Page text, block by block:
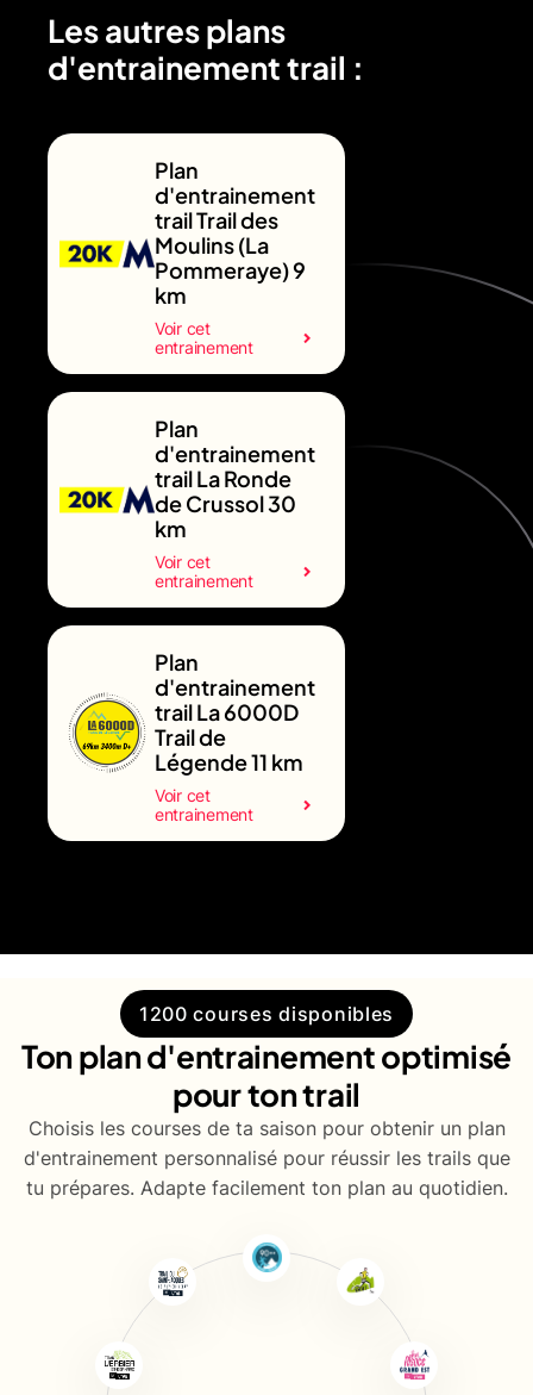
Les autres plans
d'entrainement trail :
Plan
d'entrainement
trail Trail des
Moulins (La
Pommeraye) 9
km
Voir cet
entrainement
Plan
d'entrainement
trail La Ronde
de Crussol 30
km
Voir cet
entrainement
Plan
d'entrainement
trail La 6000D
Trail de
Légende 11 km
Voir cet
entrainement
1200 courses disponibles
Ton plan d'entrainement optimisé
pour ton trail
Choisis les courses de ta saison pour obtenir un plan
d'entrainement personnalisé pour réussir les trails que
tu prépares. Adapte facilement ton plan au quotidien.